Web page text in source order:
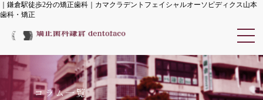
｜鎌倉駅徒歩2分の矯正歯科｜カマクラデントフェイシャルオーソピディクス山本
歯科・矯正
カマクラデントフェイシャ
コラム一覧